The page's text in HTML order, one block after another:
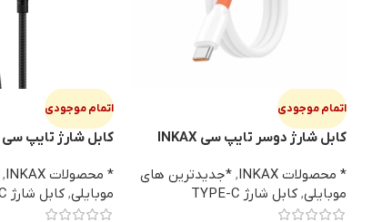
اتمام موجودی
کابل شارژ دوسر تایپ سی INKAX
* محصولات INKAX
, *جدیدترین های
موبایلی, کابل شارژ TYPE-C
اتمام موجودی
کابل شارژ تایپ سی INKAX CB-45
* محصولات INKAX ,
موبایلی, کابل شارژ TYPE-C